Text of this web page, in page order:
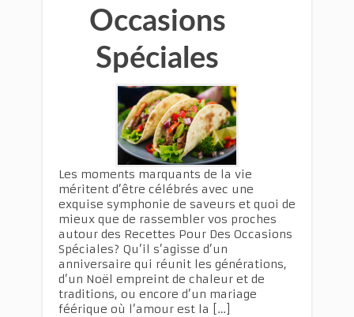
Occasions
Spéciales
Les moments marquants de la vie
méritent d’être célébrés avec une
exquise symphonie de saveurs et quoi de
mieux que de rassembler vos proches
autour des Recettes Pour Des Occasions
Spéciales? Qu’il s’agisse d’un
anniversaire qui réunit les générations,
d’un Noël empreint de chaleur et de
traditions, ou encore d’un mariage
féérique où l’amour est la […]